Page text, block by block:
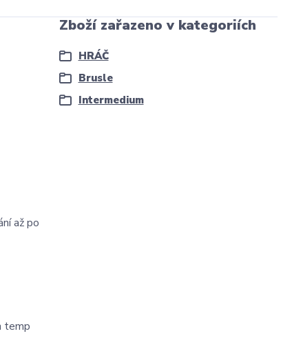
až po
temp
Zboží zařazeno v kategoriích
HRÁČ
Brusle
Intermedium